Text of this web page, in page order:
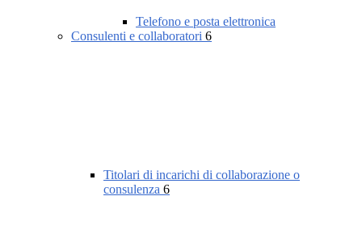
Telefono e posta elettronica
Consulenti e collaboratori 6
Titolari di incarichi di collaborazione o
consulenza 6